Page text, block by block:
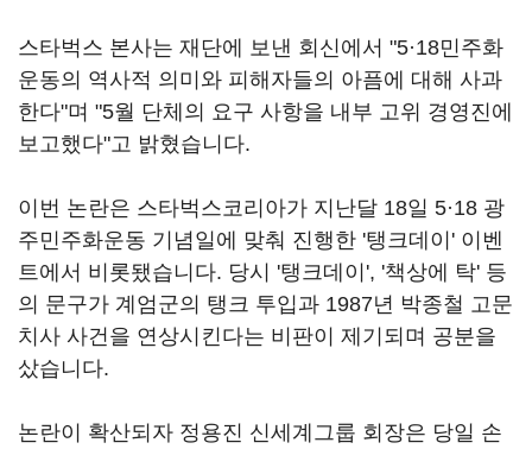
스타벅스 본사는 재단에 보낸 회신에서 "5·18민주화
운동의 역사적 의미와 피해자들의 아픔에 대해 사과
한다"며 "5월 단체의 요구 사항을 내부 고위 경영진에
보고했다"고 밝혔습니다.
이번 논란은 스타벅스코리아가 지난달 18일 5·18 광
주민주화운동 기념일에 맞춰 진행한 '탱크데이' 이벤
트에서 비롯됐습니다. 당시 '탱크데이', '책상에 탁' 등
의 문구가 계엄군의 탱크 투입과 1987년 박종철 고문
치사 사건을 연상시킨다는 비판이 제기되며 공분을
샀습니다.
논란이 확산되자 정용진 신세계그룹 회장은 당일 손